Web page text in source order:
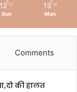
12 ℃
Sun
13 ℃
Mon
Comments
की हालत